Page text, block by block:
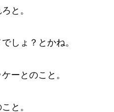
と。
しょ？とかね。
ーとのこと。
と。